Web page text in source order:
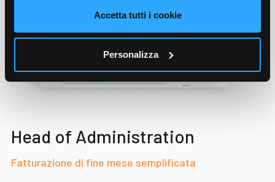
Accetta tutti i cookie
Personalizza
Head of Administration
Fatturazione di fine mese semplificata